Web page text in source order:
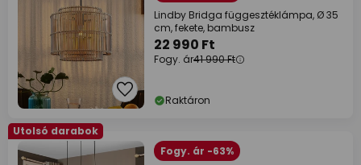
Lindby Bridga függesztéklámpa, Ø 35
cm, fekete, bambusz
22 990 Ft
Fogy. ár41 990 Ft
Raktáron
Utolsó darabok
Fogy. ár -63%